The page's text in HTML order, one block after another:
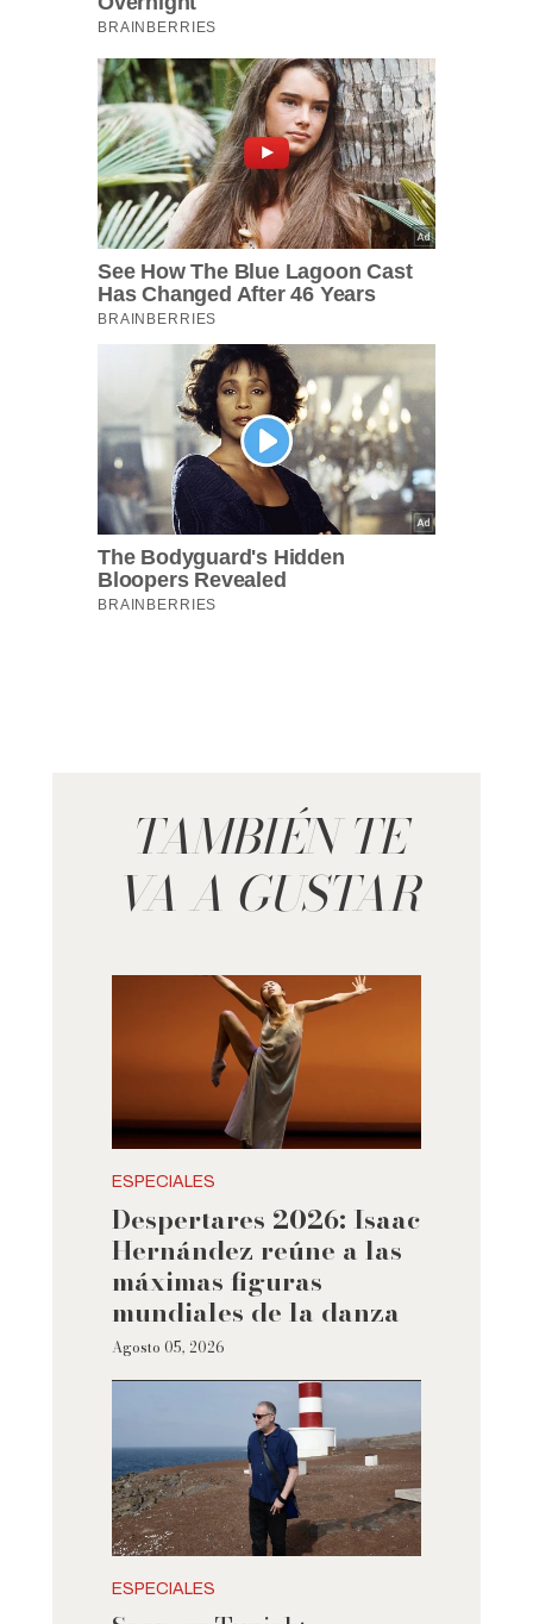
TAMBIÉN TE
VA A GUSTAR
ESPECIALES
Despertares 2026: Isaac
Hernández reúne a las
máximas figuras
mundiales de la danza
Agosto 05, 2026
ESPECIALES